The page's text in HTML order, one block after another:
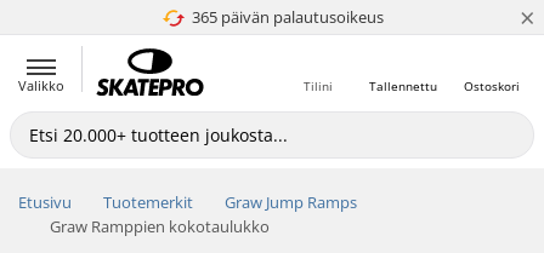
365 päivän palautusoikeus
4.8 / 5 ×
Valikko Ostoskori
Tallennettu
Tilini
Etusivu Tuotemerkit
Graw Jump Ramps
Graw Ramppien kokotaulukko